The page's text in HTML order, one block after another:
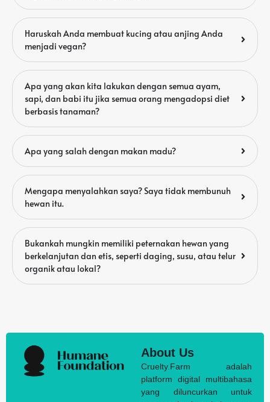
Haruskah Anda membuat kucing atau anjing Anda
menjadi vegan?
Apa yang akan kita lakukan dengan semua ayam,
sapi, dan babi itu jika semua orang mengadopsi diet
berbasis tanaman?
Apa yang salah dengan makan madu?
Mengapa menyalahkan saya? Saya tidak membunuh
hewan itu.
Bukankah mungkin memiliki peternakan hewan yang
berkelanjutan dan etis, seperti daging, susu, atau telur
organik atau lokal?
About Us
Cruelty.Farm adalah
platform digital multibahasa
yang diluncurkan untuk